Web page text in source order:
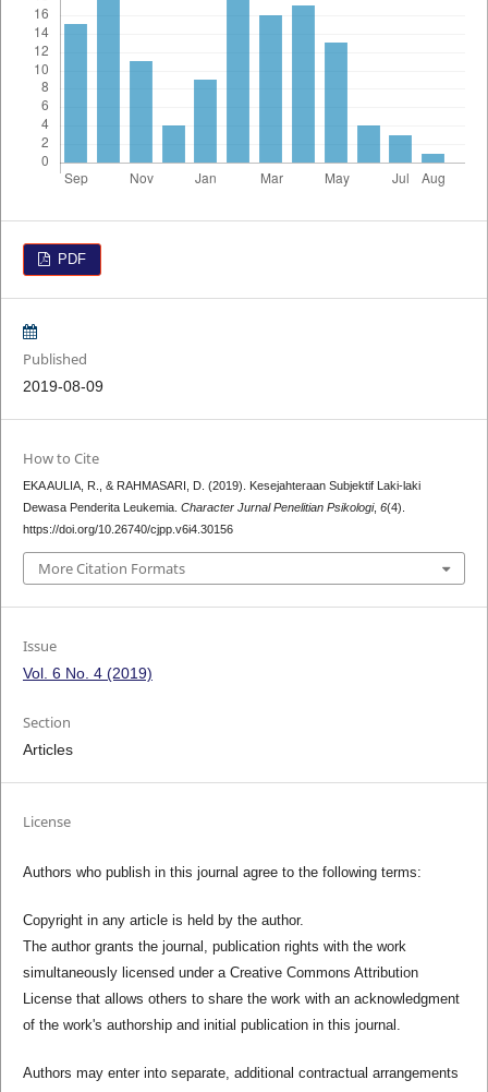
PDF
Published
2019-08-09
How to Cite
EKA AULIA, R., & RAHMASARI, D. (2019). Kesejahteraan Subjektif Laki-laki
Dewasa Penderita Leukemia. Character Jurnal Penelitian Psikologi, 6(4).
https://doi.org/10.26740/cjpp.v6i4.30156
More Citation Formats
Issue
Vol. 6 No. 4 (2019)
Section
Articles
License
Authors who publish in this journal agree to the following terms:
Copyright in any article is held by the author.
The author grants the journal, publication rights with the work
simultaneously licensed under a Creative Commons Attribution
License that allows others to share the work with an acknowledgment
of the work's authorship and initial publication in this journal.
Authors may enter into separate, additional contractual arrangements